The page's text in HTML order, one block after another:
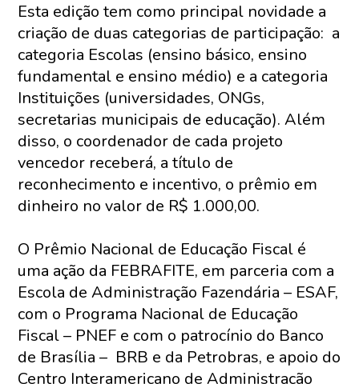
Esta edição tem como principal novidade a
criação de duas categorias de participação: a
categoria Escolas (ensino básico, ensino
fundamental e ensino médio) e a categoria
Instituições (universidades, ONGs,
secretarias municipais de educação). Além
disso, o coordenador de cada projeto
vencedor receberá, a título de
reconhecimento e incentivo, o prêmio em
dinheiro no valor de R$ 1.000,00.
O Prêmio Nacional de Educação Fiscal é
uma ação da FEBRAFITE, em parceria com a
Escola de Administração Fazendária – ESAF,
com o Programa Nacional de Educação
Fiscal – PNEF e com o patrocínio do Banco
de Brasília – BRB e da Petrobras, e apoio do
Centro Interamericano de Administração